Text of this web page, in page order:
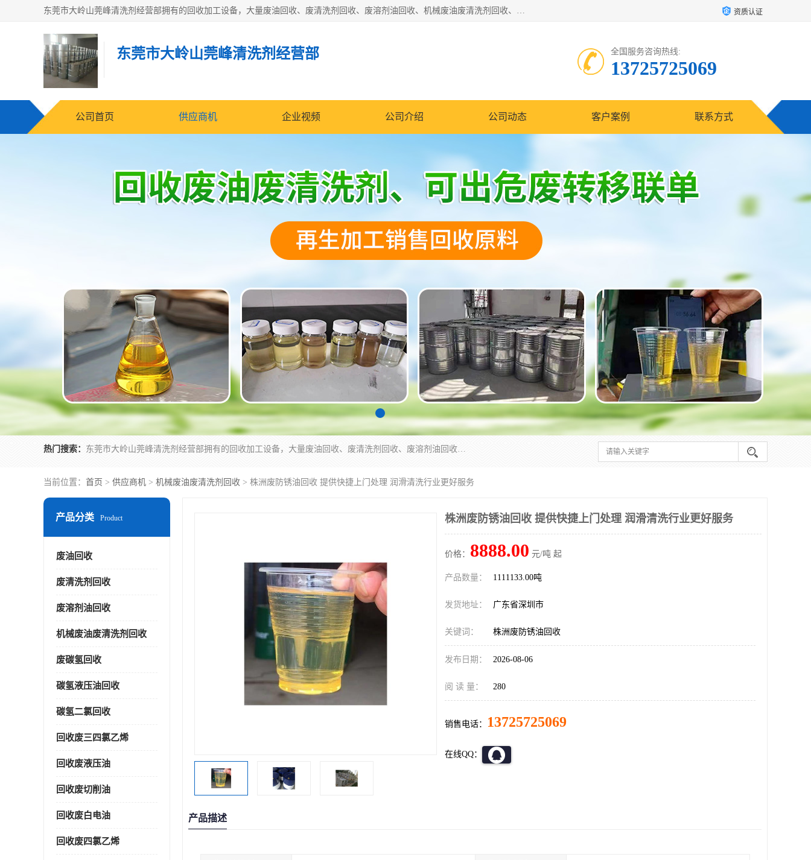
东莞市大岭山莞峰清洗剂经营部拥有的回收加工设备，大量废油回收、废清洗剂回收、废溶剂油回收、机械废油废清洗剂回收、废碳氢回收、碳氢液压油回收、碳氢二氯回收等废清洗剂处理；我们只是提供废旧化工原料的循环使用存放点，执行正规的存放，有正规的回收资质处理。同时我们公司批发零售回收级清洗剂，脱模油再生基础油，质量保证。 资质认证
东莞市大岭山莞峰清洗剂经营部 全国服务咨询热线:
13725725069
公司首页 供应商机 企业视频 公司介绍 公司动态 客户案例 联系方式
热门搜索： 东莞市大岭山莞峰清洗剂经营部拥有的回收加工设备，大量废油回收、废清洗剂回收、废溶剂油回收、机械废油废清洗剂回收、废碳氢回收、碳氢液压油回收、碳氢二氯回收等废清洗剂处理；我们只是提供废旧化工原料的循环使用存放点，执行正规的存放，有正规的回收资质处理。同时我们公司批发零售回收级清洗剂，脱模油再生基础油，质量保证。
当前位置： 首页 > 供应商机 > 机械废油废清洗剂回收 > 株洲废防锈油回收 提供快捷上门处理 润滑清洗行业更好服务
产品分类 Product
废油回收
废清洗剂回收
废溶剂油回收
机械废油废清洗剂回收
废碳氢回收
碳氢液压油回收
碳氢二氯回收
回收废三四氯乙烯
回收废液压油
回收废切削油
回收废白电油
回收废四氯乙烯
株洲废防锈油回收 提供快捷上门处理 润滑清洗行业更好服务
价格： 8888.00 元/吨 起
产品数量： 1111133.00吨
发货地址： 广东省深圳市
关键词： 株洲废防锈油回收
发布日期： 2026-08-06
阅 读 量： 280
销售电话： 13725725069
在线QQ：
产品描述